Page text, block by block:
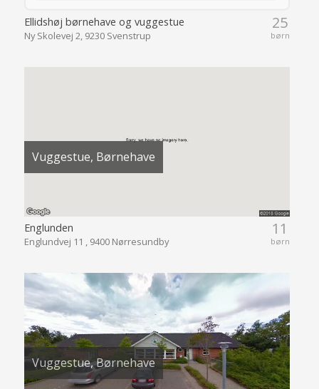
25
børn
Ellidshøj børnehave og vuggestue
Ny Skolevej 2, 9230 Svenstrup
Vuggestue, Børnehave
11
børn
Englunden
Englundvej 11 , 9400 Nørresundby
Vuggestue, Børnehave